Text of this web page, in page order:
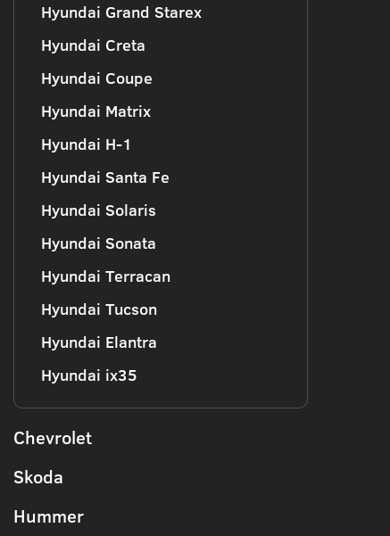
Hyundai Grand Starex
Hyundai Creta
Hyundai Coupe
Hyundai Matrix
Hyundai H-1
Hyundai Santa Fe
Hyundai Solaris
Hyundai Sonata
Hyundai Terracan
Hyundai Tucson
Hyundai Elantra
Hyundai ix35
Chevrolet
Skoda
Hummer